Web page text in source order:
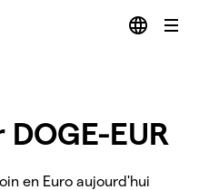
EUR
en Euro aujourd'hui